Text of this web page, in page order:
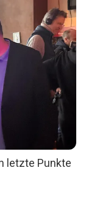
letzte Punkte